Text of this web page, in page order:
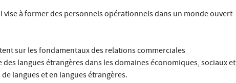
à former des personnels opérationnels dans un monde ouvert
sur les fondamentaux des relations commerciales
langues étrangères dans les domaines économiques, sociaux et
langues et en langues étrangères.